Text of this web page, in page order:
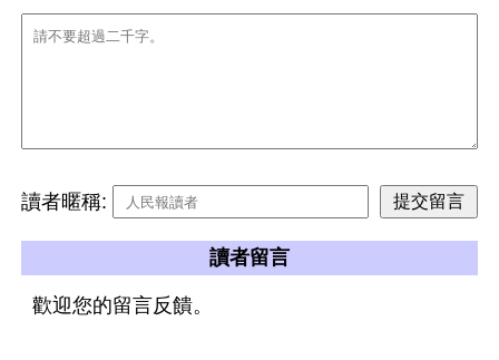
讀者暱稱:
讀者留言
歡迎您的留言反饋。